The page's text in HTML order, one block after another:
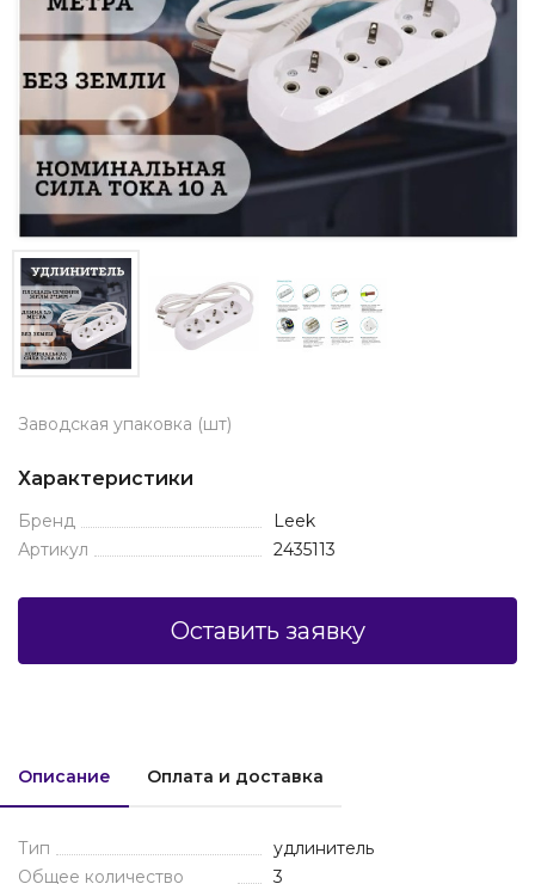
Заводская упаковка (шт)
Характеристики
Бренд
Leek
Артикул
2435113
Оставить заявку
Описание Оплата и доставка
Тип
удлинитель
Общее количество
3